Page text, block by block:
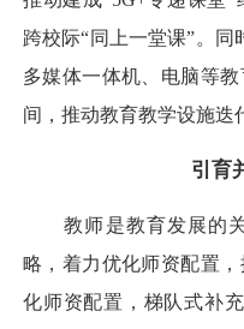
跨校际“同上一堂课”。同
多媒体一体机、电脑等
间，推动教育教学设施迭
引育并重名
教师是教育发展的关
略，着力优化师资配置
化师资配置，梯队式补